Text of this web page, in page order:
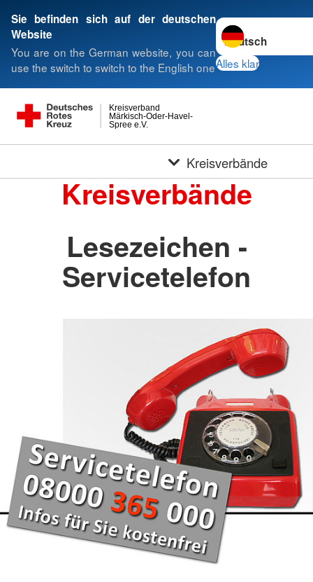
Sie befinden sich auf der deutschen
Website
You are on the German website, you can
use the switch to switch to the English one
Sprache wechseln
Alles klar
Spree e.V.
Märkisch-Oder-Havel-
Kreisverband
Kreisverbände
Kreisverbände
Lesezeichen -
Servicetelefon